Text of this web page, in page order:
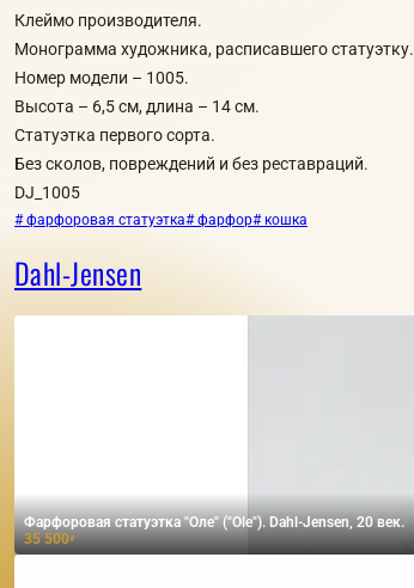
Клеймо производителя.
Монограмма художника, расписавшего статуэтку.
Номер модели – 1005.
Высота – 6,5 см, длина – 14 см.
Статуэтка первого сорта.
Без сколов, повреждений и без реставраций.
DJ_1005
# фарфоровая статуэтка# фарфор# кошка
Dahl-Jensen
Фарфоровая статуэтка "Оле" ("Ole"). Dahl-Jensen, 20 век.
35 500₽